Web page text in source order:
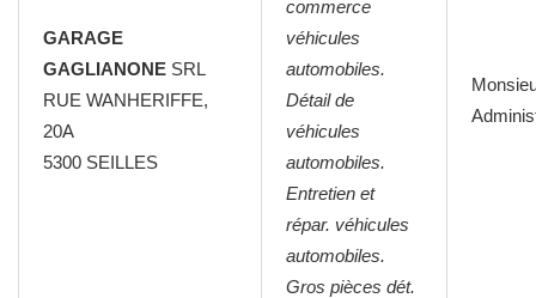
GARAGE
GAGLIANONE SRL
RUE WANHERIFFE,
20A
5300 SEILLES
commerce
véhicules
automobiles.
Détail de
véhicules
automobiles.
Entretien et
répar. véhicules
automobiles.
Gros pièces dét.